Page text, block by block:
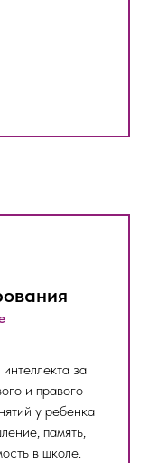
за
и правого
у ребенка
память,
в школе.